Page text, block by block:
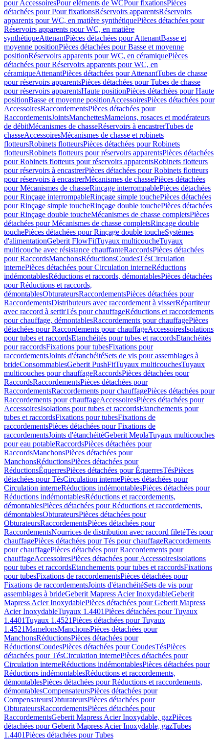
pour AccessoiresPour eléments de WCPour fixationsPièces
détachées pour Pour fixationsRéservoirs apparentsRéservoirs
apparents pour WC, en matière synthétiquePièces détachées pour
Réservoirs apparents pour WC, en matière
synthétiqueAttenantPièces détachées pour AttenantBasse et
moyenne positionPièces détachées pour Basse et moyenne
positionRéservoirs apparents pour WC, en céramiquePièces
détachées pour Réservoirs apparents pour WC, en
céramiqueAttenantPièces détachées pour AttenantTubes de chasse
pour réservoirs apparentsPièces détachées pour Tubes de chasse
pour réservoirs apparentsHaute positionPièces détachées pour Haute
positionBasse et moyenne positionAccessoiresPièces détachées pour
AccessoiresRaccordementsPièces détachées pour
RaccordementsJointsManchettesMamelons, rosaces et modérateurs
de débitMécanismes de chasseRéservoirs à encastrerTubes de
chasseAccessoiresMécanismes de chasse et robinets
flotteursRobinets flotteursPièces détachées pour Robinets
flotteursRobinets flotteurs pour réservoirs apparentsPièces détachées
pour Robinets flotteurs pour réservoirs apparentsRobinets flotteurs
pour réservoirs à encastrerPièces détachées pour Robinets flotteurs
pour réservoirs à encastrerMécanismes de chassePièces détachées
pour Mécanismes de chasseRinçage interrompablePièces détachées
pour Rinçage interrompableRinçage simple touchePièces détachées
pour Rinçage simple toucheRinçage double touchePièces détachées
pour Rinçage double toucheMécanismes de chasse completsPièces
détachées pour Mécanismes de chasse completsRinçage double
touchePièces détachées pour Rinçage double toucheSystèmes
d'alimentationGeberit FlowFitTuyaux multicoucheTuyaux
multicouche avec résistance chauffanteRaccordsPièces détachées
pour RaccordsManchonsRéductionsCoudesTésCirculation
internePièces détachées pour Circulation interneRéductions
indémontablesRéductions et raccords, démontablesPièces détachées
pour Réductions et raccords,
démontablesObturateursRaccordementsPièces détachées pour
RaccordementsDistributeurs avec raccordement à visserRépartiteur
avec raccord à sertirTés pour chauffageRéductions et raccordements
pour chauffage, démontablesRaccordements pour chauffagePièces
détachées pour Raccordements pour chauffageAccessoiresIsolations
pour tubes et raccordsEtanchéités pour tubes et raccordsEtanchéités
pour raccordsFixations pour tubesFixations pour
raccordementsJoints d'étanchéitéSets de vis pour assemblages à
brideConsommablesGeberit PushFitTuyaux multicouchesTuyaux
multicouches pour chauffageRaccordsPièces détachées pour
RaccordsRaccordementsPièces détachées pour
RaccordementsRaccordements pour chauffagePièces détachées pour
Raccordements pour chauffageAccessoiresPièces détachées pour
AccessoiresIsolations pour tubes et raccordsEtanchements pour
tubes et raccordsFixations pour tubesFixations de
raccordementsPièces détachées pour Fixations de
raccordementsJoints d'étanchéitéGeberit MeplaTuyaux multicouches
pour eau potableRaccordsPièces détachées pour
RaccordsManchonsPièces détachées pour
ManchonsRéductionsPièces détachées pour
RéductionsÉquerresPièces détachées pour ÉquerresTésPièces
détachées pour TésCirculation internePièces détachées pour
Circulation interneRéductions indémontablesPièces détachées pour
Réductions indémontablesRéductions et raccordements,
démontablesPièces détachées pour Réductions et raccordements,
démontablesObturateursPièces détachées pour
ObturateursRaccordementsPièces détachées pour
RaccordementsNourrices de distribution avec raccord filetéTés pour
chauffagePièces détachées pour Tés pour chauffageRaccordements
pour chauffagePièces détachées pour Raccordements pour
chauffageAccessoiresPièces détachées pour AccessoiresIsolations
pour tubes et raccordsEtanchements pour tubes et raccordsFixations
pour tubesFixations de raccordementsPièces détachées pour
Fixations de raccordementsJoints d'étanchéitéSets de vis pour
assemblages à brideGeberit Mapress Acier InoxydableGeberit
Mapress Acier InoxydablePièces détachées pour Geberit Mapress
Acier InoxydableTuyaux 1.4401Pièces détachées pour Tuyaux
1.4401Tuyaux 1.4521Pièces détachées pour Tuyaux
1.4521MamelonsManchonsPièces détachées pour
ManchonsRéductionsPièces détachées pour
RéductionsCoudesPièces détachées pour CoudesTésPièces
détachées pour TésCirculation internePièces détachées pour
Circulation interneRéductions indémontablesPièces détachées pour
Réductions indémontablesRéductions et raccordements,
démontablesPièces détachées pour Réductions et raccordements,
démontablesCompensateursPièces détachées pour
CompensateursObturateursPièces détachées pour
ObturateursRaccordementsPièces détachées pour
RaccordementsGeberit Mapress Acier Inoxydable, gazPièces
détachées pour Geberit Mapress Acier Inoxydable, gazTubes
1.4401Pièces détachées pour Tubes